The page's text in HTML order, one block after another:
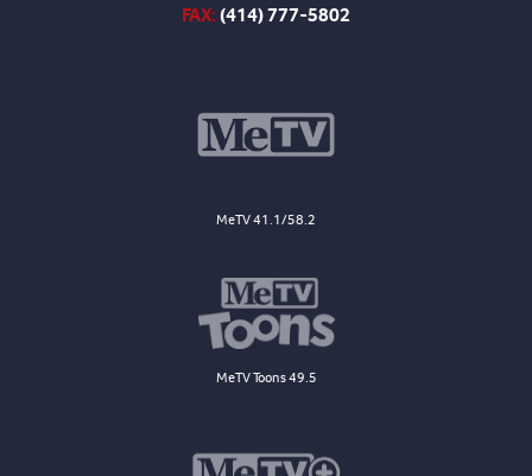
FAX:(414) 777-5802
MeTV 41.1/58.2
MeTV Toons 49.5